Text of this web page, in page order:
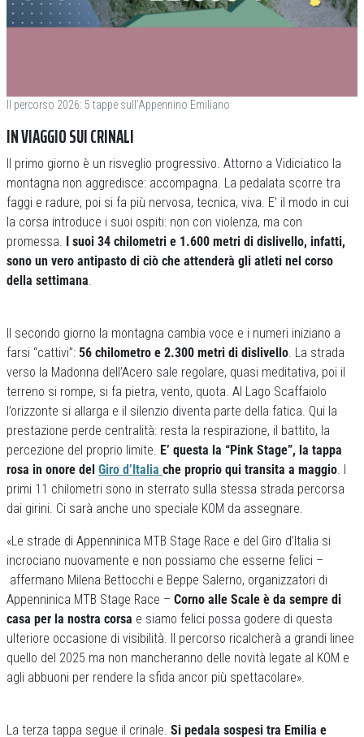
Il percorso 2026: 5 tappe sull’Appennino Emiliano
IN VIAGGIO SUI CRINALI
Il primo giorno è un risveglio progressivo. Attorno a Vidiciatico la
montagna non aggredisce: accompagna. La pedalata scorre tra
faggi e radure, poi si fa più nervosa, tecnica, viva. E’ il modo in cui
la corsa introduce i suoi ospiti: non con violenza, ma con
promessa. I suoi 34 chilometri e 1.600 metri di dislivello, infatti,
sono un vero antipasto di ciò che attenderà gli atleti nel corso
della settimana.
Il secondo giorno la montagna cambia voce e i numeri iniziano a
farsi “cattivi”: 56 chilometro e 2.300 metri di dislivello. La strada
verso la Madonna dell’Acero sale regolare, quasi meditativa, poi il
terreno si rompe, si fa pietra, vento, quota. Al Lago Scaffaiolo
l’orizzonte si allarga e il silenzio diventa parte della fatica. Qui la
prestazione perde centralità: resta la respirazione, il battito, la
percezione del proprio limite. E’ questa la “Pink Stage”, la tappa
rosa in onore del Giro d’Italia che proprio qui transita a maggio. I
primi 11 chilometri sono in sterrato sulla stessa strada percorsa
dai girini. Ci sarà anche uno speciale KOM da assegnare.
«Le strade di Appenninica MTB Stage Race e del Giro d’Italia si
incrociano nuovamente e non possiamo che esserne felici –
affermano Milena Bettocchi e Beppe Salerno, organizzatori di
Appenninica MTB Stage Race – Corno alle Scale è da sempre di
casa per la nostra corsa e siamo felici possa godere di questa
ulteriore occasione di visibilità. Il percorso ricalcherà a grandi linee
quello del 2025 ma non mancheranno delle novità legate al KOM e
agli abbuoni per rendere la sfida ancor più spettacolare».
La terza tappa segue il crinale. Si pedala sospesi tra Emilia e